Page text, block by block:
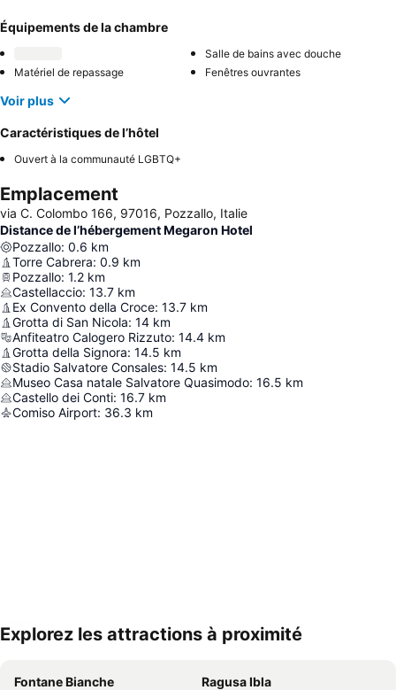
Équipements de la chambre
Salle de bains avec douche
Matériel de repassage
Fenêtres ouvrantes
Voir plus
Caractéristiques de l’hôtel
Ouvert à la communauté LGBTQ+
Emplacement
via C. Colombo 166, 97016, Pozzallo, Italie
Distance de l’hébergement Megaron Hotel
Pozzallo: 0.6 km
Torre Cabrera: 0.9 km
Pozzallo: 1.2 km
Castellaccio: 13.7 km
Ex Convento della Croce: 13.7 km
Grotta di San Nicola: 14 km
Anfiteatro Calogero Rizzuto: 14.4 km
Grotta della Signora: 14.5 km
Stadio Salvatore Consales: 14.5 km
Museo Casa natale Salvatore Quasimodo: 16.5 km
Castello dei Conti: 16.7 km
Comiso Airport: 36.3 km
Explorez les attractions à proximité
Fontane Bianche
Ragusa Ibla